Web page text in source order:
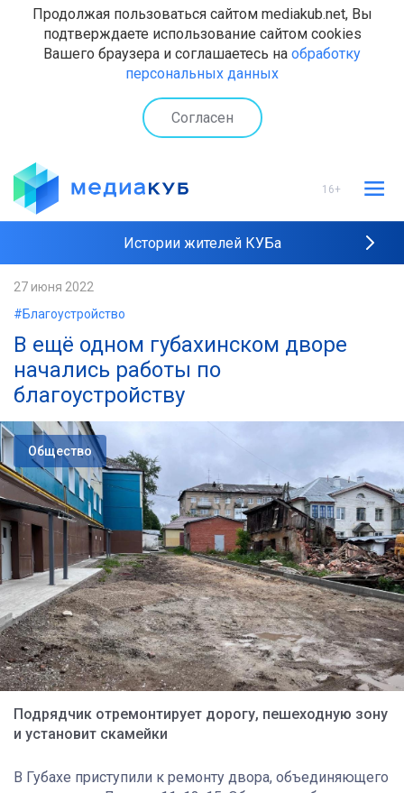
Продолжая пользоваться сайтом mediakub.net, Вы
подтверждаете использование сайтом cookies
Вашего браузера и соглашаетесь на обработку
персональных данных
Согласен
16+
Истории жителей КУБа
Наши интервью
27 июня 2022
#Благоустройство
В ещё одном губахинском дворе
начались работы по
благоустройству
Общество
Подрядчик отремонтирует дорогу, пешеходную зону
и установит скамейки
В Губахе приступили к ремонту двора, объединяющего